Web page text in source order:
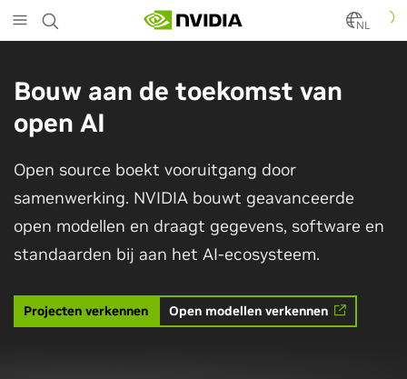
to
main
NL
Bouw aan de toekomst van
open AI
Open source boekt vooruitgang door
samenwerking. NVIDIA bouwt geavanceerde
open modellen en draagt gegevens, software en
standaarden bij aan het AI-ecosysteem.
Projecten verkennen Open modellen verkennen